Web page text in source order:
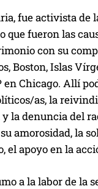
fue activista de
que fueron las
con su
Boston, Islas
en Chicago. Allí
as, la
la denuncia del
amorosidad, la
el apoyo en la
a la labor de la